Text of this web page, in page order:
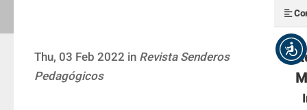
Thu, 03 Feb 2022 in Revista Senderos
Pedagógicos